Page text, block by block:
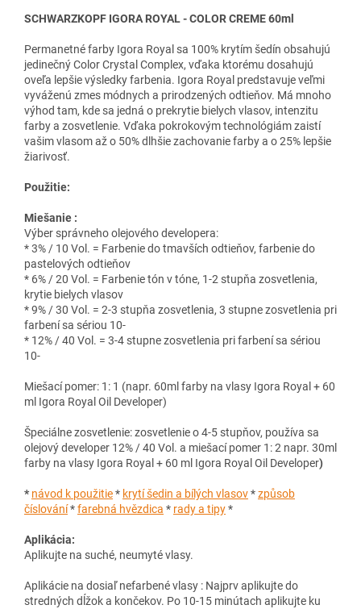
SCHWARZKOPF IGORA ROYAL - COLOR CREME 60ml
Permanetné farby Igora Royal sa 100% krytím šedín obsahujú
jedinečný Color Crystal Complex, vďaka ktorému dosahujú
oveľa lepšie výsledky farbenia. Igora Royal predstavuje veľmi
vyváženú zmes módnych a prirodzených odtieňov. Má mnoho
výhod tam, kde sa jedná o prekrytie bielych vlasov, intenzitu
farby a zosvetlenie. Vďaka pokrokovým technológiám zaistí
vašim vlasom až o 50% dlhšie zachovanie farby a o 25% lepšie
žiarivosť.
Použitie:
Miešanie :
Výber správneho olejového developera:
* 3% / 10 Vol. = Farbenie do tmavších odtieňov, farbenie do
pastelových odtieňov
* 6% / 20 Vol. = Farbenie tón v tóne, 1-2 stupňa zosvetlenia,
krytie bielych vlasov
* 9% / 30 Vol. = 2-3 stupňa zosvetlenia, 3 stupne zosvetlenia pri
farbení sa sériou 10-
* 12% / 40 Vol. = 3-4 stupne zosvetlenia pri farbení sa sériou
10-
Miešací pomer: 1: 1 (napr. 60ml farby na vlasy Igora Royal + 60
ml Igora Royal Oil Developer)
Špeciálne zosvetlenie: zosvetlenie o 4-5 stupňov, používa sa
olejový developer 12% / 40 Vol. a miešací pomer 1: 2 napr. 30ml
farby na vlasy Igora Royal + 60 ml Igora Royal Oil Developer)
* návod k použitie* krytí šedin a bílých vlasov*způsob
číslování*farebná hvězdica * rady a tipy*
Aplikácia:
Aplikujte na suché, neumyté vlasy.
Aplikácie na dosiaľ nefarbené vlasy : Najprv aplikujte do
stredných dĺžok a končekov. Po 10-15 minútach aplikujte ku